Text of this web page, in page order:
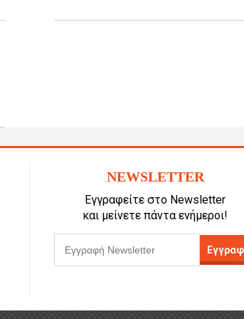
NEWSLETTER
Εγγραφείτε στο Newsletter
και μείνετε πάντα ενήμεροι!